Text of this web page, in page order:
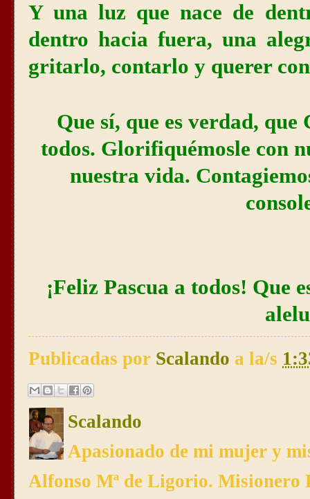
Y una luz que nace de
dentro hacia fuera, una
gritarlo, contarlo y querer
Que sí, que es verdad,
todos. Glorifiquémosle con
nuestra vida.
¡Feliz Pascua a todos! Que
Publicadas por Scalando a la/s
Scalando
Apasionado de mi mujer y
Alfonso Mª de Ligorio. Misionero